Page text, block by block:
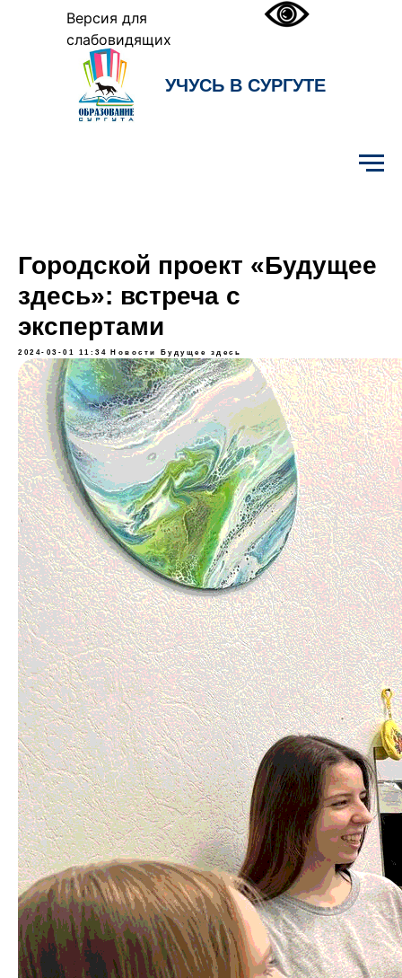
Версия для
слабовидящих
УЧУСЬ В СУРГУТЕ
Городской проект «Будущее
здесь»: встреча с
экспертами
2024-03-01 11:34 Новости Будущее здесь